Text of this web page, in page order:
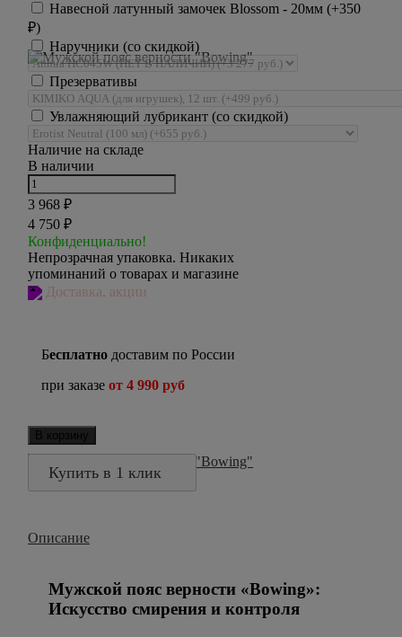
Навесной латунный замочек Blossom - 20мм (+350
₽)
Наручники (со скидкой)
Презервативы
Увлажняющий лубрикант (со скидкой)
Наличие на складе
В наличии
3 968 ₽
4 750 ₽
Конфиденциально!
Непрозрачная упаковка. Никаких
упоминаний о товарах и магазине
Доставка, акции
Бесплатно доставим по России
при заказе от 4 990 руб
В корзину
Купить в 1 клик
Описание
Мужской пояс верности «Bowing»:
Искусство смирения и контроля